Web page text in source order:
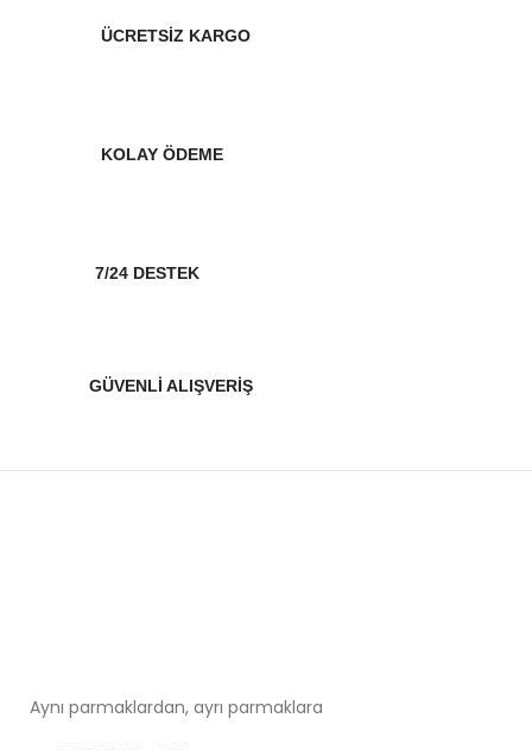
ÜCRETSİZ KARGO
KOLAY ÖDEME
7/24 DESTEK
GÜVENLİ ALIŞVERİŞ
Aynı parmaklardan, ayrı parmaklara